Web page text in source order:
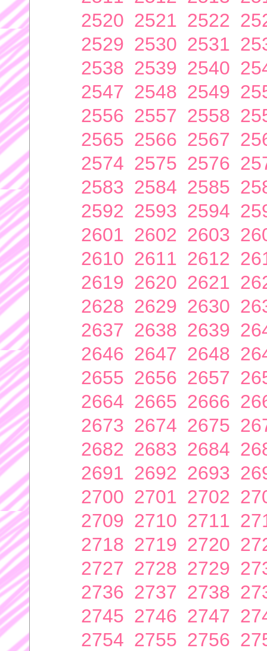
2520 2521 2522
2529 2530 2531
2538 2539 2540
2547 2548 2549
2556 2557 2558
2565 2566 2567
2574 2575 2576
2583 2584 2585
2592 2593 2594
2601 2602 2603
2610 2611 2612
2619 2620 2621
2628 2629 2630
2637 2638 2639
2646 2647 2648
2655 2656 2657
2664 2665 2666
2673 2674 2675
2682 2683 2684
2691 2692 2693
2700 2701 2702
2709 2710 2711
2718 2719 2720
2727 2728 2729
2736 2737 2738
2745 2746 2747
2754 2755 2756